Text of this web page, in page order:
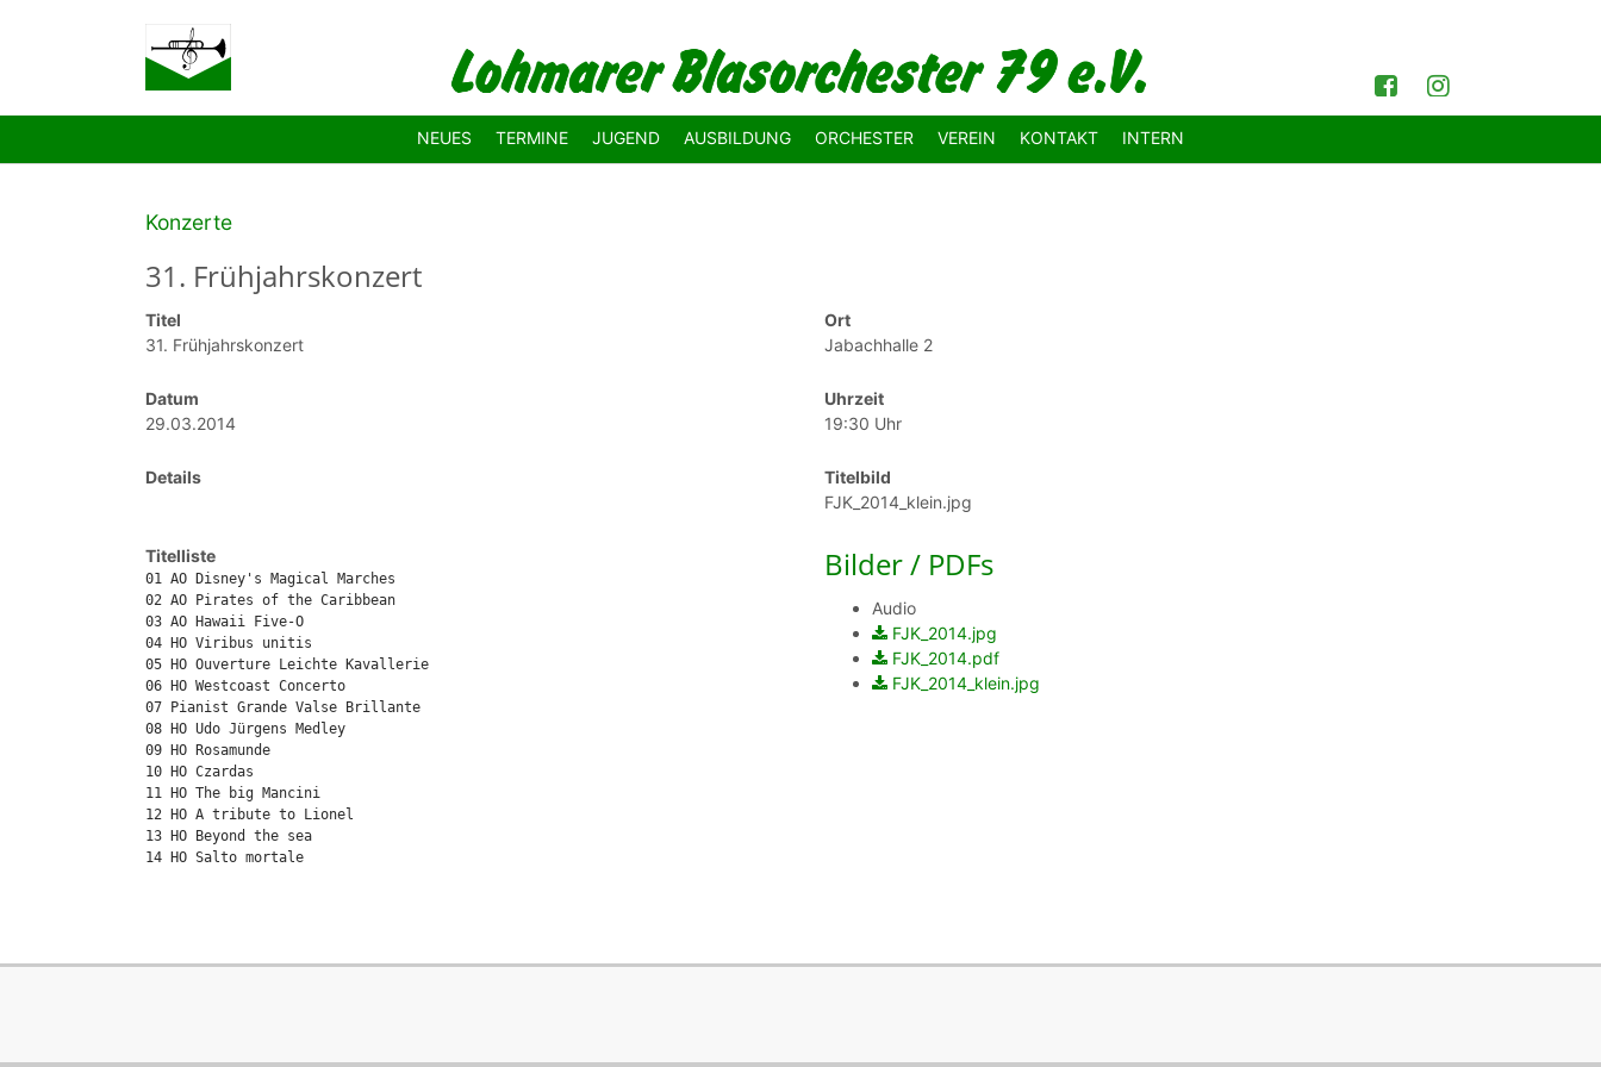
Facebook
NEUES TERMINE JUGEND AUSBILDUNG ORCHESTER VEREIN KONTAKT INTERN
Konzerte
31. Frühjahrskonzert
Titel
31. Frühjahrskonzert
Ort
Jabachhalle 2
Datum
29.03.2014
Uhrzeit
19:30 Uhr
Details
Titelbild
FJK_2014_klein.jpg
Titelliste
01 AO Disney's Magical Marches
02 AO Pirates of the Caribbean
03 AO Hawaii Five-O
04 HO Viribus unitis
05 HO Ouverture Leichte Kavallerie
06 HO Westcoast Concerto
07 Pianist Grande Valse Brillante
08 HO Udo Jürgens Medley
09 HO Rosamunde
10 HO Czardas
11 HO The big Mancini
12 HO A tribute to Lionel
13 HO Beyond the sea
14 HO Salto mortale
Bilder / PDFs
Audio
FJK_2014.jpg
FJK_2014.pdf
FJK_2014_klein.jpg